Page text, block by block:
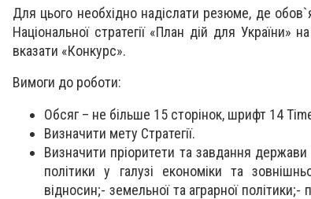
Для цього необхідно надіслати резюме, де
Національної стратегії «План дій для України»
вказати «Конкурс».
Вимоги до роботи:
Обсяг – не більше 15 сторінок, шрифт 14
Визначити мету Стратегії.
Визначити пріоритети та завдання держави
політики у галузі економіки та
відносин;- земельної та аграрної